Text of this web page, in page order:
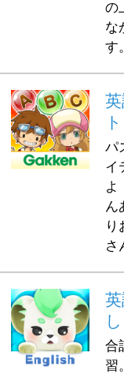
の
な
す
パ
イ
よ
ん
り
さ
合
習